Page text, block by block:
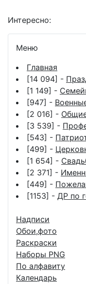
Интересно:
Меню
Главная
[14 094] -
[1 149] -
[947] -
[2 016] -
[3 539] -
[543] -
[499] -
[1 654] -
[2 371] -
[449] -
[1153] - ДР по
Надписи
Обои,фото
Раскраски
Наборы PNG
По алфавиту
Календарь